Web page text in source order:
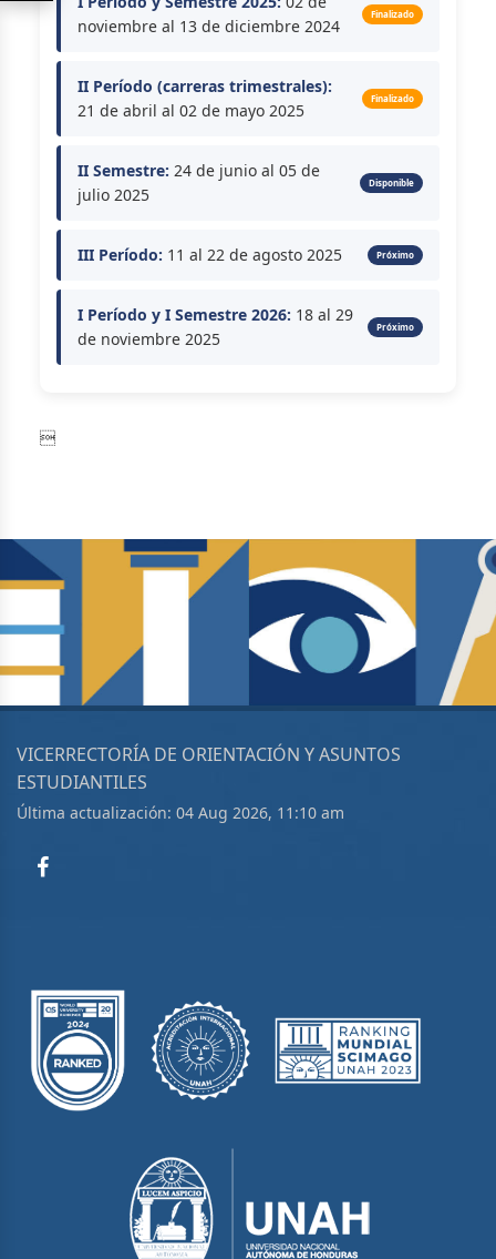
noviembre al 13 de diciembre 2024
Finalizado
II Período (carreras trimestrales):
21 de abril al 02 de mayo 2025
Finalizado
II Semestre: 24 de junio al 05 de
julio 2025
Disponible
III Período: 11 al 22 de agosto 2025 Próximo
I Período y I Semestre 2026: 18 al 29
de noviembre 2025
Próximo

VICERRECTORÍA DE ORIENTACIÓN Y ASUNTOS
ESTUDIANTILES
Última actualización: 04 Aug 2026, 11:10 am